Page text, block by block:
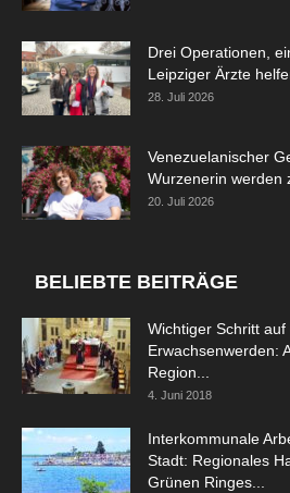
Drei Operationen,
Leipziger Ärzte
28. Juli 2026
Venezuelanischer
Wurzenerin werden
20. Juli 2026
BELIEBTE BEITRÄGE
Wichtiger Schritt
Erwachsenwerden:
Region...
4. Juni 2018
Interkommunale
Stadt: Regionales
Grünen Ringes...